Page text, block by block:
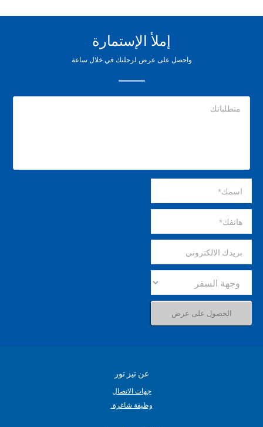
إملأ الإستمارة
واحصل على عرض لرحلتك في خلال ساعة
عن تيز تور
جهات الاتصال
وظيفة شاغرة.